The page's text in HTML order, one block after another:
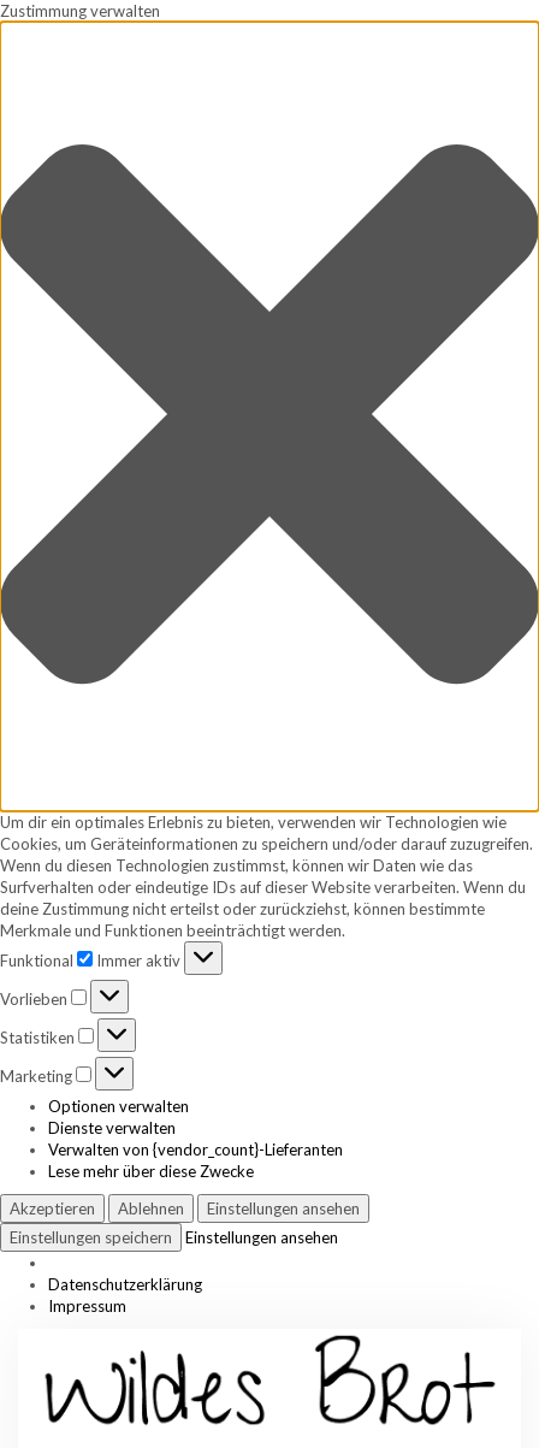
Zustimmung verwalten
Um dir ein optimales Erlebnis zu bieten, verwenden wir Technologien wie
Cookies, um Geräteinformationen zu speichern und/oder darauf zuzugreifen.
Wenn du diesen Technologien zustimmst, können wir Daten wie das
Surfverhalten oder eindeutige IDs auf dieser Website verarbeiten. Wenn du
deine Zustimmung nicht erteilst oder zurückziehst, können bestimmte
Merkmale und Funktionen beeinträchtigt werden.
Funktional
Funktional
Immer aktiv
Vorlieben
Vorlieben
Statistiken Statistiken
Marketing
Marketing
Optionen verwalten
Dienste verwalten
Verwalten von {vendor_count}-Lieferanten
Lese mehr über diese Zwecke
Akzeptieren
Ablehnen
Einstellungen ansehen
Einstellungen speichern
Einstellungen ansehen
Datenschutzerklärung
Impressum
content